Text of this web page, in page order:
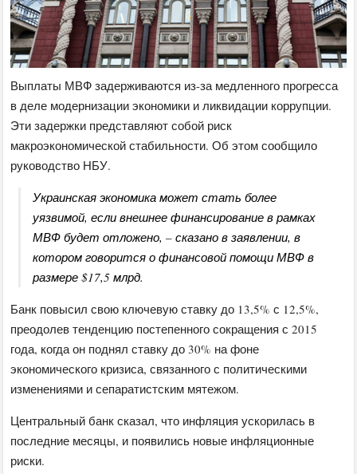
Выплаты МВФ задерживаются из-за медленного прогресса
в деле модернизации экономики и ликвидации коррупции.
Эти задержки представляют собой риск
макроэкономической стабильности. Об этом сообщило
руководство НБУ.
Украинская экономика может стать более
уязвимой, если внешнее финансирование в рамках
МВФ будет отложено, – сказано в заявлении, в
котором говорится о финансовой помощи МВФ в
размере $17,5 млрд.
Банк повысил свою ключевую ставку до 13,5% с 12,5%,
преодолев тенденцию постепенного сокращения с 2015
года, когда он поднял ставку до 30% на фоне
экономического кризиса, связанного с политическими
изменениями и сепаратистским мятежом.
Центральный банк сказал, что инфляция ускорилась в
последние месяцы, и появились новые инфляционные
риски.